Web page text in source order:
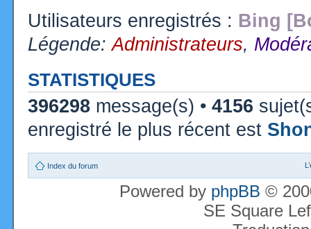
Utilisateurs enregistrés : Bing
Légende:Administrateurs,
STATISTIQUES
396298 message(s) • 4156
enregistré le plus récent est
Index du forum
Powered by phpBB ©
SE Square